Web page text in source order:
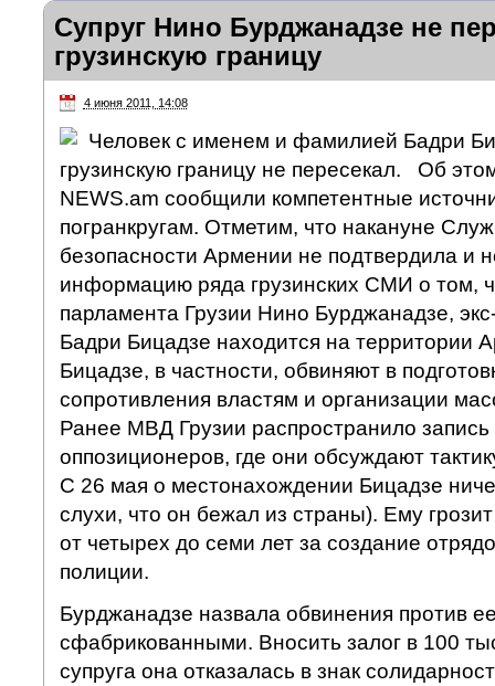
Супруг Нино Бурджанадзе не
грузинскую границу
4 июня 2011, 14:08
Человек с именем и фамилией Бадри
грузинскую границу не пересекал. Об
NEWS.am сообщили компетентные
погранкругам. Отметим, что накануне
безопасности Армении не подтвердила и
информацию ряда грузинских СМИ о том,
парламента Грузии Нино Бурджанадзе,
Бадри Бицадзе находится на территории
Бицадзе, в частности, обвиняют в
сопротивления властям и организации
Ранее МВД Грузии распространило запись
оппозиционеров, где они обсуждают
С 26 мая о местонахождении Бицадзе
слухи, что он бежал из страны). Ему
от четырех до семи лет за создание
полиции.
Бурджанадзе назвала обвинения против
сфабрикованными. Вносить залог в 100
супруга она отказалась в знак